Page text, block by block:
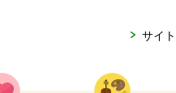
サイ